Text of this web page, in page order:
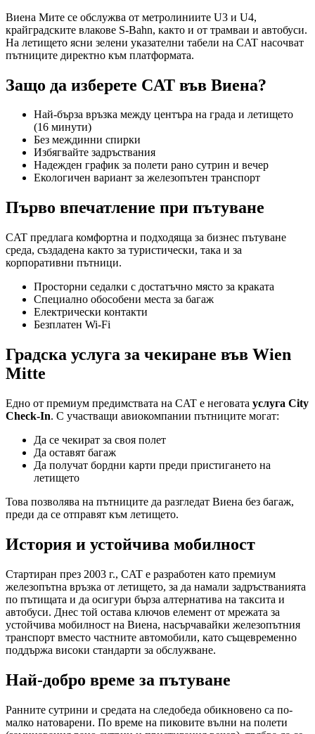
Виена Мите се обслужва от метролиниите U3 и U4,
крайградските влакове S-Bahn, както и от трамваи и автобуси.
На летището ясни зелени указателни табели на CAT насочват
пътниците директно към платформата.
Защо да изберете CAT във Виена?
Най-бърза връзка между центъра на града и летището
(16 минути)
Без междинни спирки
Избягвайте задръствания
Надежден график за полети рано сутрин и вечер
Екологичен вариант за железопътен транспорт
Първо впечатление при пътуване
CAT предлага комфортна и подходяща за бизнес пътуване
среда, създадена както за туристически, така и за
корпоративни пътници.
Просторни седалки с достатъчно място за краката
Специално обособени места за багаж
Електрически контакти
Безплатен Wi‑Fi
Градска услуга за чекиране във Wien
Mitte
Едно от премиум предимствата на CAT е неговата услуга City
Check-In. С участващи авиокомпании пътниците могат:
Да се чекират за своя полет
Да оставят багаж
Да получат бордни карти преди пристигането на
летището
Това позволява на пътниците да разгледат Виена без багаж,
преди да се отправят към летището.
История и устойчивa мобилност
Стартиран през 2003 г., CAT е разработен като премиум
железопътна връзка от летището, за да намали задръстванията
по пътищата и да осигури бърза алтернатива на таксита и
автобуси. Днес той остава ключов елемент от мрежата за
устойчива мобилност на Виена, насърчавайки железопътния
транспорт вместо частните автомобили, като същевременно
поддържа високи стандарти за обслужване.
Най-добро време за пътуване
Ранните сутрини и средата на следобеда обикновено са по-
малко натоварени. По време на пиковите вълни на полети